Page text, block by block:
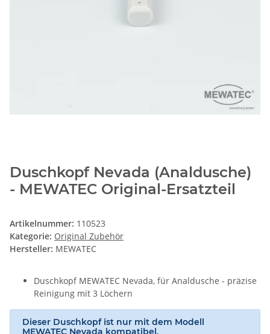
Duschkopf Nevada (Analdusche)
- MEWATEC Original-Ersatzteil
Artikelnummer: 110523
Kategorie: Original Zubehör
Hersteller: MEWATEC
Duschkopf MEWATEC Nevada, für Analdusche - präzise
Reinigung mit 3 Löchern
Dieser Duschkopf ist nur mit dem Modell
MEWATEC Nevada kompatibel.